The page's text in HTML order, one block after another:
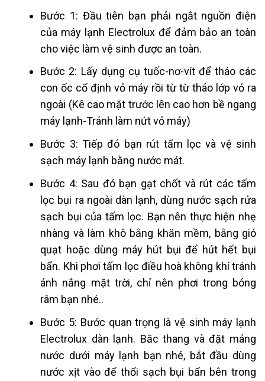
Bước 1: Đầu tiên bạn phải ngắt nguồn điện
của máy lạnh Electrolux để đảm bảo an toàn
cho việc làm vệ sinh được an toàn.
Bước 2: Lấy dụng cụ tuốc-nơ-vít để tháo các
con ốc cố định vỏ máy rồi từ từ tháo lớp vỏ ra
ngoài (Kê cao mặt trước lên cao hơn bề ngang
máy lạnh-Tránh làm nứt vỏ máy)
Bước 3: Tiếp đó bạn rút tấm lọc và vệ sinh
sạch máy lạnh bằng nước mát.
Bước 4: Sau đó bạn gạt chốt và rút các tấm
lọc bụi ra ngoài dàn lạnh, dùng nước sạch rửa
sạch bụi của tấm lọc. Bạn nên thực hiện nhẹ
nhàng và làm khô bằng khăn mềm, bằng gió
quạt hoặc dùng máy hút bụi để hút hết bụi
bẩn. Khi phơi tấm lọc điều hoà không khí tránh
ánh nắng mặt trời, chỉ nên phơi trong bóng
râm bạn nhé..
Bước 5: Bước quan trọng là vệ sinh máy lạnh
Electrolux dàn lạnh. Bắc thang và đặt máng
nước dưới máy lạnh bạn nhé, bắt đầu dùng
nước xịt vào để thổi sạch bụi bẩn bên trong